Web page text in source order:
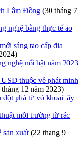
Lâm Đồng (30 tháng 7
nghệ bằng thực tế ảo
sáng tạo cấp địa
nghệ nổi bật năm 2023
thuộc về phát minh
tháng 12 năm 2023)
đột phá từ vỏ khoai tây
môi trường từ rác
sản xuất (22 tháng 9